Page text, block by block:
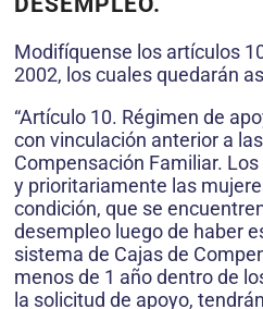
Modifíquense los artículos
2002, los cuales quedarán
“Artículo 10. Régimen de
con vinculación anterior a
Compensación Familiar.
y prioritariamente las
condición, que se
desempleo luego de haber
sistema de Cajas de
menos de 1 año dentro de
la solicitud de apoyo,